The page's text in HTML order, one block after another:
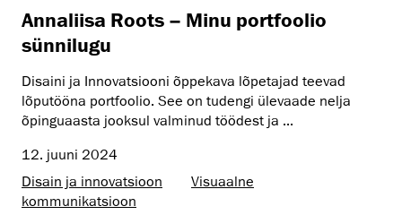
Annaliisa Roots – Minu portfoolio
sünnilugu
Disaini ja Innovatsiooni õppekava lõpetajad teevad
lõputööna portfoolio. See on tudengi ülevaade nelja
õpinguaasta jooksul valminud töödest ja ...
12. juuni 2024
Disain ja innovatsioon
Visuaalne
kommunikatsioon